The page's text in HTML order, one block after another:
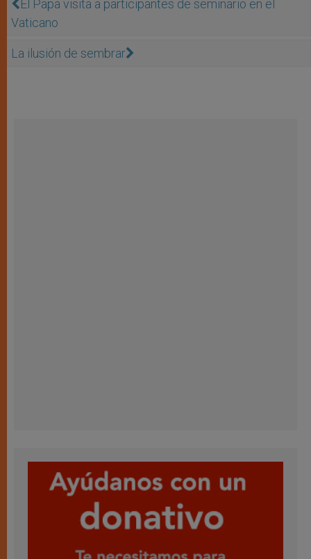
El Papa visita a participantes de seminario en el
Vaticano
La ilusión de sembrar